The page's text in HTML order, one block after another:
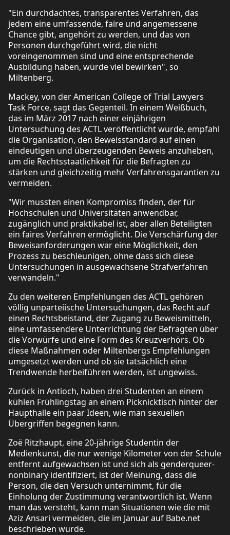
"Ein durchdachtes, transparentes Verfahren, das
jedem eine umfassende, faire und angemessene
Chance gibt, angehört zu werden, und das von
Personen durchgeführt wird, die nicht
voreingenommen sind und eine entsprechende
Ausbildung haben, würde viel bewirken", so
Miltenberg.
Mackey, von der American College of Trial Lawyers
Task Force, sagt das Gegenteil. In einem Weißbuch,
das im März 2017 nach einer einjährigen
Untersuchung des ACTL veröffentlicht wurde, empfahl
die Organisation, den Beweisstandard auf einen
eindeutigen und überzeugenden Beweis anzuheben,
um die Rechtsstaatlichkeit für die Befragten zu
stärken und gleichzeitig mehr Verfahrensgarantien zu
vermeiden.
"Wir mussten einen Kompromiss finden, der für
Hochschulen und Universitäten anwendbar,
zugänglich und praktikabel ist, aber allen Beteiligten
ein faires Verfahren ermöglicht. Die Verschärfung der
Beweisanforderungen war eine Möglichkeit, den
Prozess zu beschleunigen, ohne dass sich diese
Untersuchungen in ausgewachsene Strafverfahren
verwandeln."
Zu den weiteren Empfehlungen des ACTL gehören
völlig unparteiische Untersuchungen, das Recht auf
einen Rechtsbeistand, der Zugang zu Beweismitteln,
eine umfassendere Unterrichtung der Befragten über
die Vorwürfe und eine Form des Kreuzverhörs. Ob
diese Maßnahmen oder Miltenbergs Empfehlungen
umgesetzt werden und ob sie tatsächlich eine
Trendwende herbeiführen werden, ist ungewiss.
Zurück in Antioch, haben drei Studenten an einem
kühlen Frühlingstag an einem Picknicktisch hinter der
Haupthalle ein paar Ideen, wie man sexuellen
Übergriffen begegnen kann.
Zoë Ritzhaupt, eine 20-jährige Studentin der
Medienkunst, die nur wenige Kilometer von der Schule
entfernt aufgewachsen ist und sich als genderqueer-
nonbinary identifiziert, ist der Meinung, dass die
Person, die den Versuch unternimmt, für die
Einholung der Zustimmung verantwortlich ist. Wenn
man das versteht, kann man Situationen wie die mit
Aziz Ansari vermeiden, die im Januar auf Babe.net
beschrieben wurde.